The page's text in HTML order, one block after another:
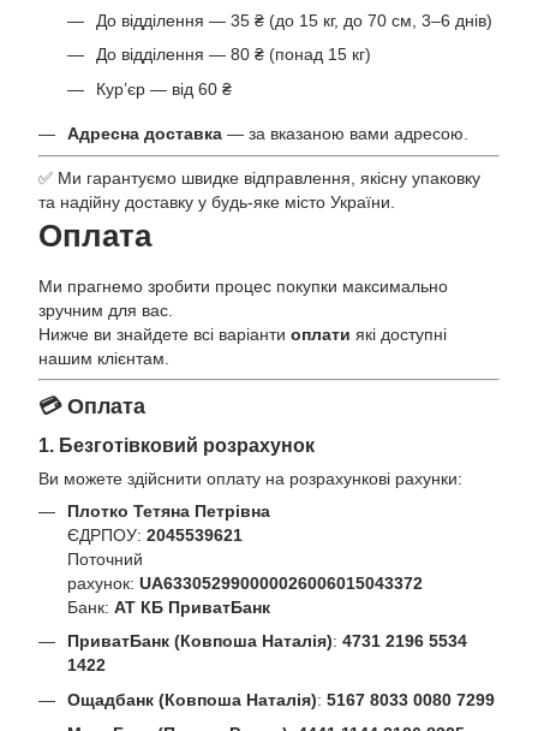
До відділення — 35 ₴ (до 15 кг, до 70 см, 3–6 днів)
До відділення — 80 ₴ (понад 15 кг)
Кур’єр — від 60 ₴
Адресна доставка — за вказаною вами адресою.
✅ Ми гарантуємо швидке відправлення, якісну упаковку
та надійну доставку у будь-яке місто України.
Оплата
Ми прагнемо зробити процес покупки максимально
зручним для вас.
Нижче ви знайдете всі варіанти оплати які доступні
нашим клієнтам.
💳 Оплата
1. Безготівковий розрахунок
Ви можете здійснити оплату на розрахункові рахунки:
Плотко Тетяна Петрівна
ЄДРПОУ: 2045539621
Поточний
рахунок: UA633052990000026006015043372
Банк: АТ КБ ПриватБанк
ПриватБанк (Ковпоша Наталія): 4731 2196 5534
1422
Ощадбанк (Ковпоша Наталія): 5167 8033 0080 7299